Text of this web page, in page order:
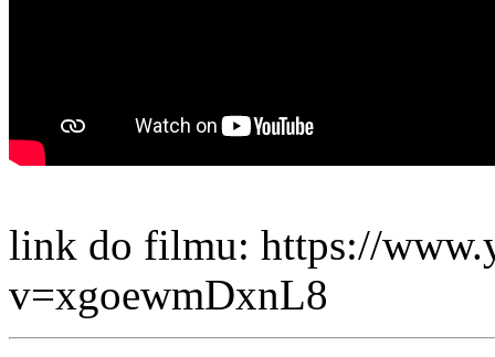
link do filmu: https://
v=xgoewmDxnL8